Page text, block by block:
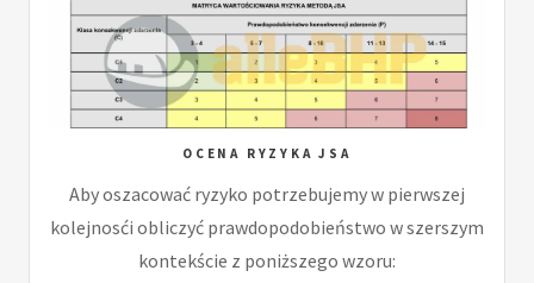
OCENA RYZYKA JSA
Aby oszacować ryzyko potrzebujemy w pierwszej
kolejnosći obliczyć prawdopodobieństwo w szerszym
kontekście z poniższego wzoru: